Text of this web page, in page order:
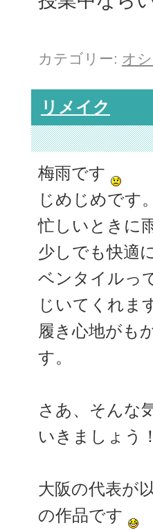
カテゴリー: オ
リメイク
梅雨です
じめじめです。
忙しいときに
少しでも快適
ベンタイルっ
じいてくれま
履き心地がも
す。
さあ、そんな
いきましょう！
大阪の代表が
の作品です